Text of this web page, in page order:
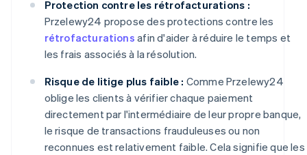
Protection contre les rétrofacturations :
Przelewy24 propose des protections contre les
rétrofacturations afin d'aider à réduire le temps et
les frais associés à la résolution.
Risque de litige plus faible : Comme Przelewy24
oblige les clients à vérifier chaque paiement
directement par l'intermédiaire de leur propre banque,
le risque de transactions frauduleuses ou non
reconnues est relativement faible. Cela signifie que les